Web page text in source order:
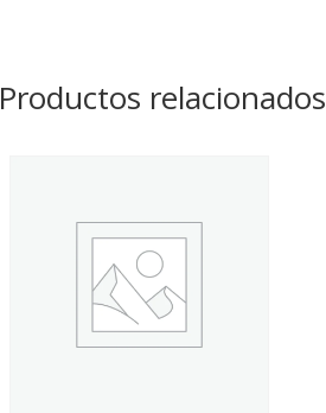
Productos relacionados